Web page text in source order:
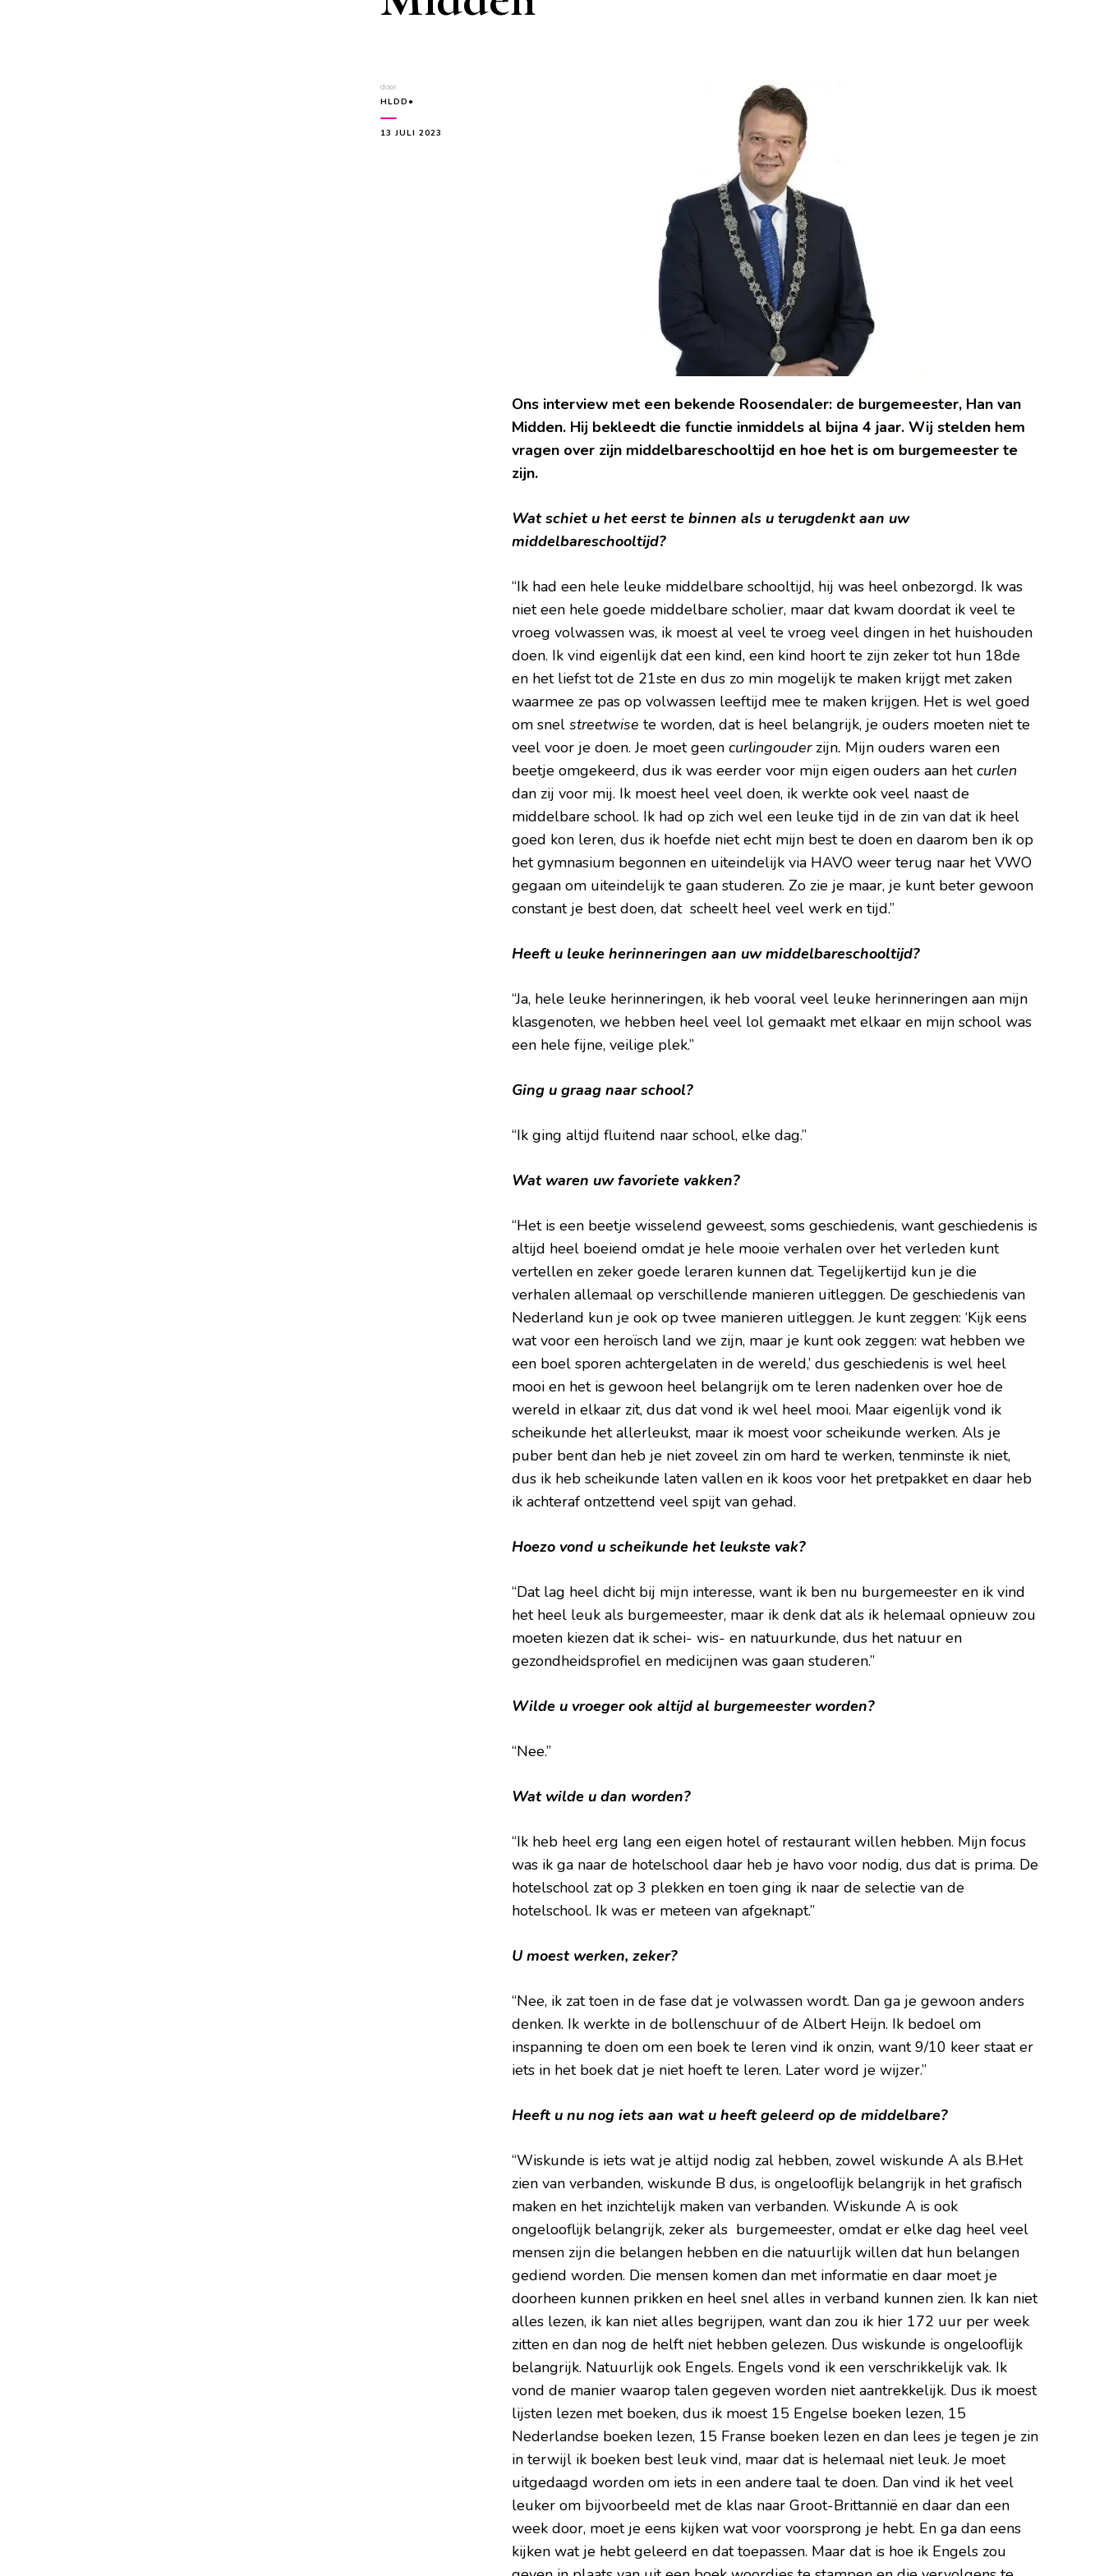
door
HLDD●
13 JULI 2023
Ons interview met een bekende Roosendaler: de burgemeester, Han van
Midden. Hij bekleedt die functie inmiddels al bijna 4 jaar. Wij stelden hem
vragen over zijn middelbareschooltijd en hoe het is om burgemeester te
zijn.
Wat schiet u het eerst te binnen als u terugdenkt aan uw
middelbareschooltijd?
“Ik had een hele leuke middelbare schooltijd, hij was heel onbezorgd. Ik was
niet een hele goede middelbare scholier, maar dat kwam doordat ik veel te
vroeg volwassen was, ik moest al veel te vroeg veel dingen in het huishouden
doen. Ik vind eigenlijk dat een kind, een kind hoort te zijn zeker tot hun 18de
en het liefst tot de 21ste en dus zo min mogelijk te maken krijgt met zaken
waarmee ze pas op volwassen leeftijd mee te maken krijgen. Het is wel goed
om snelstreetwisete worden, dat is heel belangrijk, je ouders moeten niet te
veel voor je doen. Je moet geencurlingouder zijn. Mijn ouders waren een
beetje omgekeerd, dus ik was eerder voor mijn eigen ouders aan hetcurlen
dan zij voor mij. Ik moest heel veel doen, ik werkte ook veel naast de
middelbare school. Ik had op zich wel een leuke tijd in de zin van dat ik heel
goed kon leren, dus ik hoefde niet echt mijn best te doen en daarom ben ik op
het gymnasium begonnen en uiteindelijk via HAVO weer terug naar het VWO
gegaan om uiteindelijk te gaan studeren. Zo zie je maar, je kunt beter gewoon
constant je best doen, dat scheelt heel veel werk en tijd.”
Heeft u leuke herinneringen aan uw middelbareschooltijd?
“Ja, hele leuke herinneringen, ik heb vooral veel leuke herinneringen aan mijn
klasgenoten, we hebben heel veel lol gemaakt met elkaar en mijn school was
een hele fijne, veilige plek.”
Ging u graag naar school?
“Ik ging altijd fluitend naar school, elke dag.”
Wat waren uw favoriete vakken?
“Het is een beetje wisselend geweest, soms geschiedenis, want geschiedenis is
altijd heel boeiend omdat je hele mooie verhalen over het verleden kunt
vertellen en zeker goede leraren kunnen dat. Tegelijkertijd kun je die
verhalen allemaal op verschillende manieren uitleggen. De geschiedenis van
Nederland kun je ook op twee manieren uitleggen. Je kunt zeggen: ‘Kijk eens
wat voor een heroïsch land we zijn, maar je kunt ook zeggen: wat hebben we
een boel sporen achtergelaten in de wereld,’ dus geschiedenis is wel heel
mooi en het is gewoon heel belangrijk om te leren nadenken over hoe de
wereld in elkaar zit, dus dat vond ik wel heel mooi. Maar eigenlijk vond ik
scheikunde het allerleukst, maar ik moest voor scheikunde werken. Als je
puber bent dan heb je niet zoveel zin om hard te werken, tenminste ik niet,
dus ik heb scheikunde laten vallen en ik koos voor het pretpakket en daar heb
ik achteraf ontzettend veel spijt van gehad.
Hoezo vond u scheikunde het leukste vak?
“Dat lag heel dicht bij mijn interesse, want ik ben nu burgemeester en ik vind
het heel leuk als burgemeester, maar ik denk dat als ik helemaal opnieuw zou
moeten kiezen dat ik schei- wis- en natuurkunde, dus het natuur en
gezondheidsprofiel en medicijnen was gaan studeren.”
Wilde u vroeger ook altijd al burgemeester worden?
“Nee.”
Wat wilde u dan worden?
“Ik heb heel erg lang een eigen hotel of restaurant willen hebben. Mijn focus
was ik ga naar de hotelschool daar heb je havo voor nodig, dus dat is prima. De
hotelschool zat op 3 plekken en toen ging ik naar de selectie van de
hotelschool. Ik was er meteen van afgeknapt.”
U moest werken, zeker?
“Nee, ik zat toen in de fase dat je volwassen wordt. Dan ga je gewoon anders
denken. Ik werkte in de bollenschuur of de Albert Heijn. Ik bedoel om
inspanning te doen om een boek te leren vind ik onzin, want 9/10 keer staat er
iets in het boek dat je niet hoeft te leren. Later word je wijzer.”
Heeft u nu nog iets aan wat u heeft geleerd op de middelbare?
“Wiskunde is iets wat je altijd nodig zal hebben, zowel wiskunde A als B.Het
zien van verbanden, wiskunde B dus, is ongelooflijk belangrijk in het grafisch
maken en het inzichtelijk maken van verbanden. Wiskunde A is ook
ongelooflijk belangrijk, zeker als burgemeester, omdat er elke dag heel veel
mensen zijn die belangen hebben en die natuurlijk willen dat hun belangen
gediend worden. Die mensen komen dan met informatie en daar moet je
doorheen kunnen prikken en heel snel alles in verband kunnen zien. Ik kan niet
alles lezen, ik kan niet alles begrijpen, want dan zou ik hier 172 uur per week
zitten en dan nog de helft niet hebben gelezen. Dus wiskunde is ongelooflijk
belangrijk. Natuurlijk ook Engels. Engels vond ik een verschrikkelijk vak. Ik
vond de manier waarop talen gegeven worden niet aantrekkelijk. Dus ik moest
lijsten lezen met boeken, dus ik moest 15 Engelse boeken lezen, 15
Nederlandse boeken lezen, 15 Franse boeken lezen en dan lees je tegen je zin
in terwijl ik boeken best leuk vind, maar dat is helemaal niet leuk. Je moet
uitgedaagd worden om iets in een andere taal te doen. Dan vind ik het veel
leuker om bijvoorbeeld met de klas naar Groot-Brittannië en daar dan een
week door, moet je eens kijken wat voor voorsprong je hebt. En ga dan eens
kijken wat je hebt geleerd en dat toepassen. Maar dat is hoe ik Engels zou